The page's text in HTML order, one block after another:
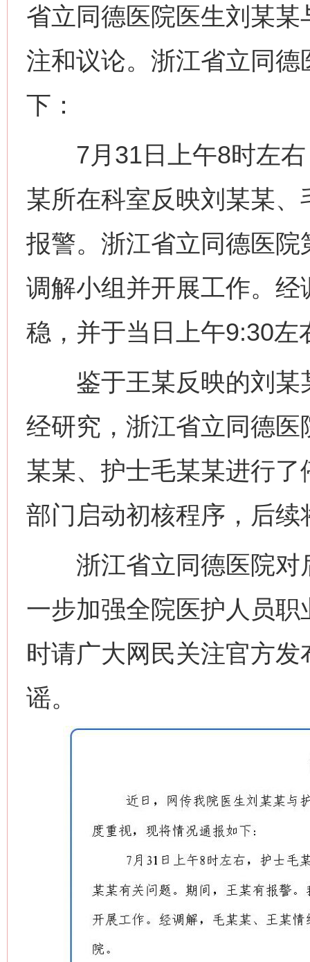
省立同德医院医生刘某
注和议论。浙江省立同
下：
7月31日上午8时左右
某所在科室反映刘某某
报警。浙江省立同德医
调解小组并开展工作。
稳，并于当日上午9:30左
鉴于王某反映的刘某
经研究，浙江省立同德
某某、护士毛某某进行
部门启动初核程序，后
浙江省立同德医院对
一步加强全院医护人员
时请广大网民关注官方
谣。